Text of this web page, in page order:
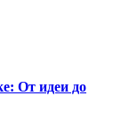
От идеи до